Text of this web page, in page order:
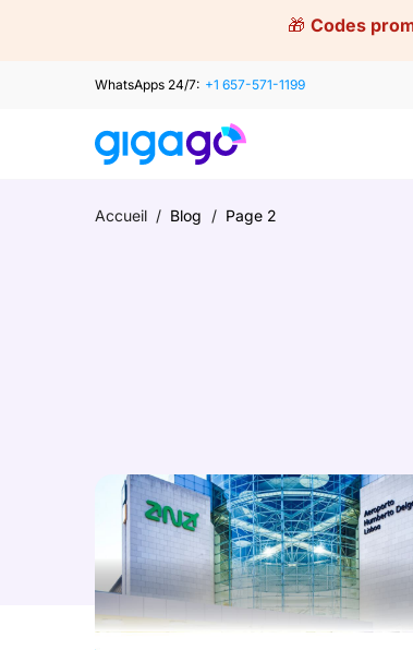
🎁 Codes
WhatsApps 24/7: +1 657-571-1199
Accueil / Blog / Page 2